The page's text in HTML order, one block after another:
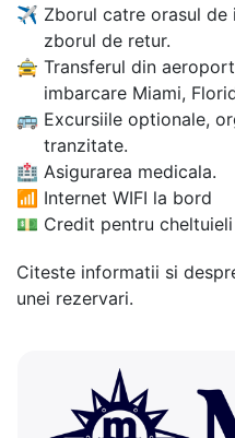
✈ Zborul catre orasul de
zborul de retur.
🚖 Transferul din
imbarcare Miami,
🚌 Excursiile optionale,
tranzitate.
🏥 Asigurarea medicala.
📶 Internet WIFI la bord
💵 Credit pentru
Citeste informatii si
unei rezervari.